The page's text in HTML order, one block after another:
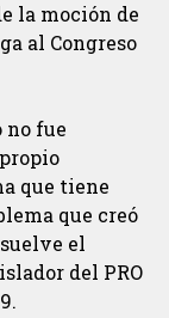
la moción de
al Congreso
no fue
que tiene
que creó
el
del PRO